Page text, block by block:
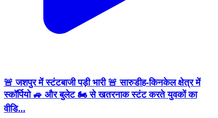
🚨 जशपुर में स्टंटबाजी पड़ी भारी 🚨 सारुडीह-किनकेल क्षेत्र में
स्कॉर्पियो 🚙 और बुलेट 🏍 से खतरनाक स्टंट करते युवकों का
वीडि...